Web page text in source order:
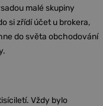
malé skupiny
si zřídí účet u brokera,
do světa obchodování
Vždy bylo